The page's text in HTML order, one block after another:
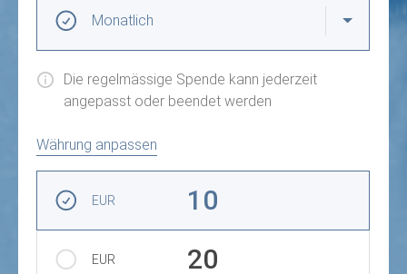
Monatlich
Die regelmässige Spende kann jederzeit
angepasst oder beendet werden
Währung anpassen
EUR 10
EUR 20